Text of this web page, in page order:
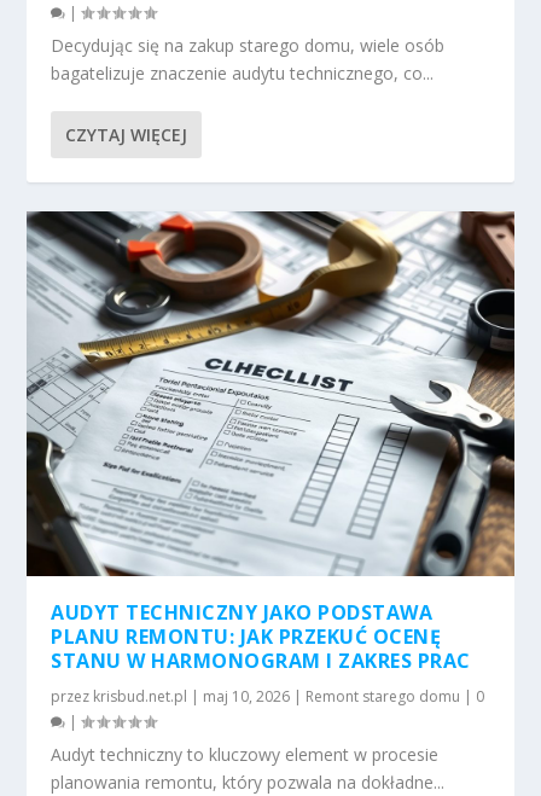
|
Decydując się na zakup starego domu, wiele osób
bagatelizuje znaczenie audytu technicznego, co...
CZYTAJ WIĘCEJ
AUDYT TECHNICZNY JAKO PODSTAWA
PLANU REMONTU: JAK PRZEKUĆ OCENĘ
STANU W HARMONOGRAM I ZAKRES PRAC
przez krisbud.net.pl | maj 10, 2026 | Remont starego domu | 0
|
Audyt techniczny to kluczowy element w procesie
planowania remontu, który pozwala na dokładne...